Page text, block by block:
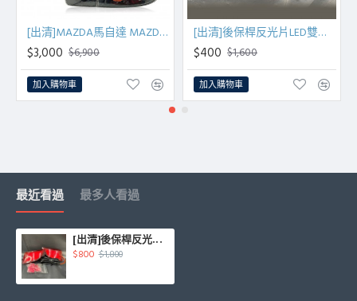
[出清]MAZDA馬自達 MAZDA 3 04-09年 後燈組(黑底)4件式 S版
$3,000 $6,900
加入購物車
[出清]後保桿反光片LED雙功能(TOYOTA ALTIS 2008)
$400 $1,600
加入購物車
最近看過 最多人看過
[出清]後保桿反光片LED-全紅/2段式(MAZDA 6)
$800 $1,800